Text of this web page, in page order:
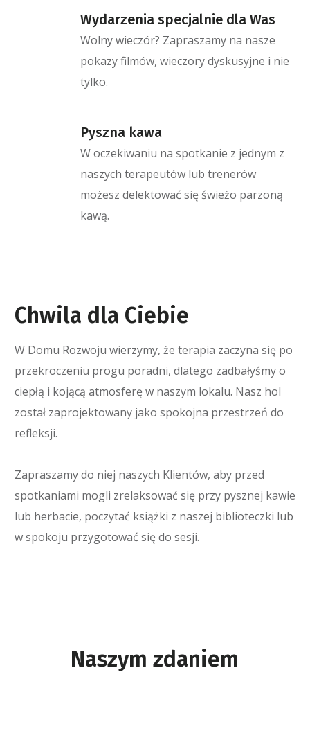
Wydarzenia specjalnie dla Was
Wolny wieczór? Zapraszamy na nasze
pokazy filmów, wieczory dyskusyjne i nie
tylko.
Pyszna kawa
W oczekiwaniu na spotkanie z jednym z
naszych terapeutów lub trenerów
możesz delektować się świeżo parzoną
kawą.
Chwila dla Ciebie
W Domu Rozwoju wierzymy, że terapia zaczyna się po
przekroczeniu progu poradni, dlatego zadbałyśmy o
ciepłą i kojącą atmosferę w naszym lokalu. Nasz hol
został zaprojektowany jako spokojna przestrzeń do
refleksji.
Zapraszamy do niej naszych Klientów, aby przed
spotkaniami mogli zrelaksować się przy pysznej kawie
lub herbacie, poczytać książki z naszej biblioteczki lub
w spokoju przygotować się do sesji.
Naszym zdaniem